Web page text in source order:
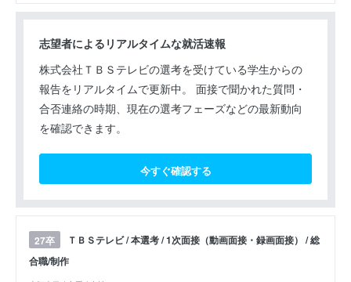
志望者によるリアルタイムな就活速報
株式会社ＴＢＳテレビの選考を受けている学生からの
報告をリアルタイムで更新中。 面接で聞かれた質問・
合否連絡の時期、現在の選考フェーズなどの最新動向
を確認できます。
今すぐ確認する
27卒
ＴＢＳテレビ / 本選考 / 1次面接（動画面接・録画面接） / 総
合職/制作